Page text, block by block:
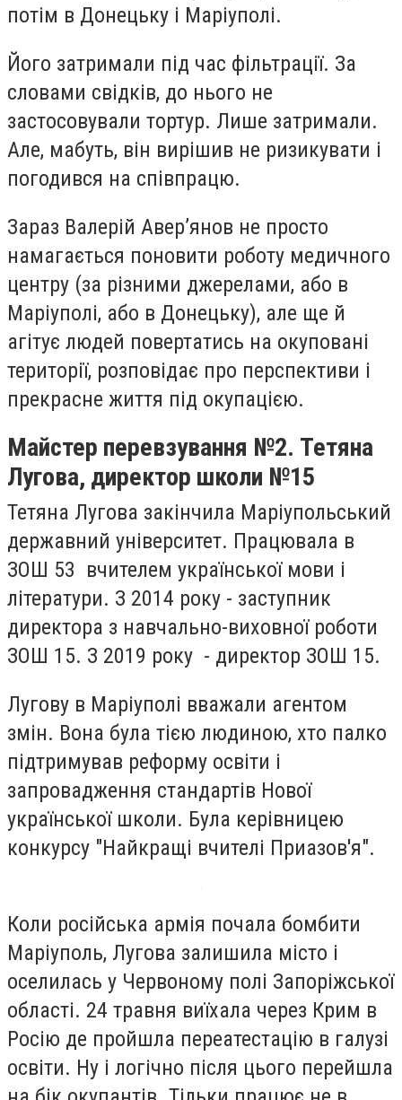
потім в Донецьку і Маріуполі.
Його затримали під час фільтрації. За
словами свідків, до нього не
застосовували тортур. Лише затримали.
Але, мабуть, він вирішив не ризикувати і
погодився на співпрацю.
Зараз Валерій Авер’янов не просто
намагається поновити роботу медичного
центру (за різними джерелами, або в
Маріуполі, або в Донецьку), але ще й
агітує людей повертатись на окуповані
території, розповідає про перспективи і
прекрасне життя під окупацією.
Майстер перевзування №2. Тетяна
Лугова, директор школи №15
Тетяна Лугова закінчила Маріупольський
державний університет. Працювала в
ЗОШ 53 вчителем української мови і
літератури. З 2014 року - заступник
директора з навчально-виховної роботи
ЗОШ 15. З 2019 року - директор ЗОШ 15.
Лугову в Маріуполі вважали агентом
змін. Вона була тією людиною, хто палко
підтримував реформу освіти і
запровадження стандартів Нової
української школи. Була керівницею
конкурсу "Найкращі вчителі Приазов'я".
Коли російська армія почала бомбити
Маріуполь, Лугова залишила місто і
оселилась у Червоному полі Запоріжської
області. 24 травня виїхала через Крим в
Росію де пройшла переатестацію в галузі
освіти. Ну і логічно після цього перейшла